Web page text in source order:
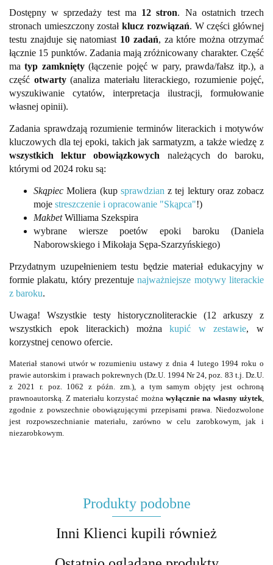
Dostępny w sprzedaży test ma 12 stron. Na ostatnich trzech
stronach umieszczony zostałklucz rozwiązań. W części głównej
testu znajduje się natomiast 10 zadań, za które można otrzymać
łącznie 15 punktów. Zadania mają zróżnicowany charakter. Część
matyp zamknięty (łączenie pojęć w pary, prawda/fałsz itp.), a
część otwarty(analiza materiału literackiego, rozumienie pojęć,
wyszukiwanie cytatów, interpretacja ilustracji, formułowanie
własnej opinii).
Zadania sprawdzają rozumienie terminów literackich i motywów
kluczowych dla tej epoki, takich jak sarmatyzm, a także wiedzę z
wszystkich lektur obowiązkowych należących do baroku,
którymi od 2024 roku są:
SkąpiecMoliera (kup sprawdzian z tej lektury oraz zobacz
moje streszczenie i opracowanie "Skąpca"!)
MakbetWilliama Szekspira
wybrane wiersze poetów epoki baroku (Daniela
Naborowskiego i Mikołaja Sępa-Szarzyńskiego)
Przydatnym uzupełnieniem testu będzie materiał edukacyjny w
formie plakatu, który prezentujenajważniejsze motywy literackie
z baroku.
Uwaga! Wszystkie testy historycznoliterackie (12 arkuszy z
wszystkich epok literackich) możnakupić w zestawie, w
korzystnej cenowo ofercie.
Materiał stanowi utwór w rozumieniu ustawy z dnia 4 lutego 1994 roku o
prawie autorskim i prawach pokrewnych (Dz.U. 1994 Nr 24, poz. 83 t.j. Dz.U.
z 2021 r. poz. 1062 z późn. zm.), a tym samym objęty jest ochroną
prawnoautorską. Z materiału korzystać można wyłącznie na własny użytek
zgodnie z powszechnie obowiązującymi przepisami prawa. Niedozwolone
jest rozpowszechnianie materiału, zarówno w celu zarobkowym, jak i
niezarobkowym.
Produkty podobne
Inni Klienci kupili również